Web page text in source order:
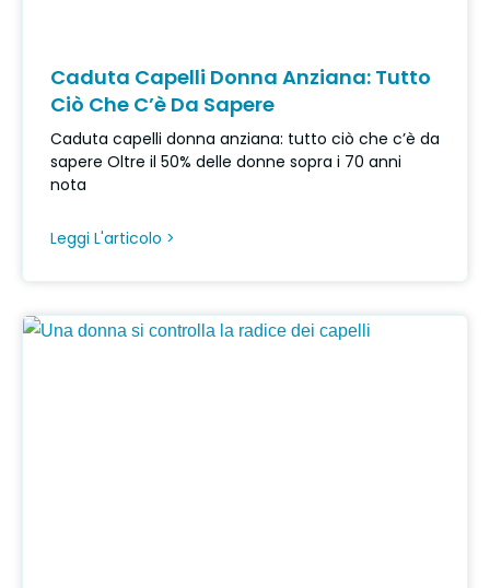
Caduta Capelli Donna Anziana: Tutto
Ciò Che C’è Da Sapere
Caduta capelli donna anziana: tutto ciò che c’è da
sapere Oltre il 50% delle donne sopra i 70 anni
nota
Leggi L'articolo >